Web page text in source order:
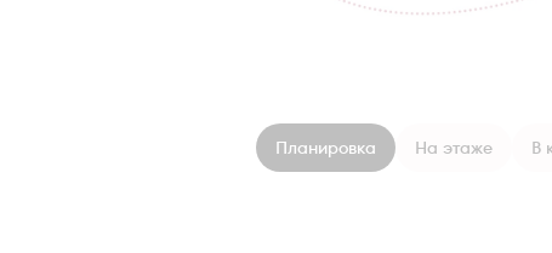
Планировка На этаже В